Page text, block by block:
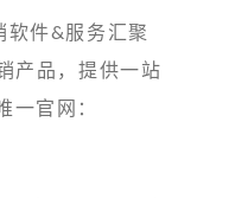
软件&服务汇聚
产品，提供一站
一官网：